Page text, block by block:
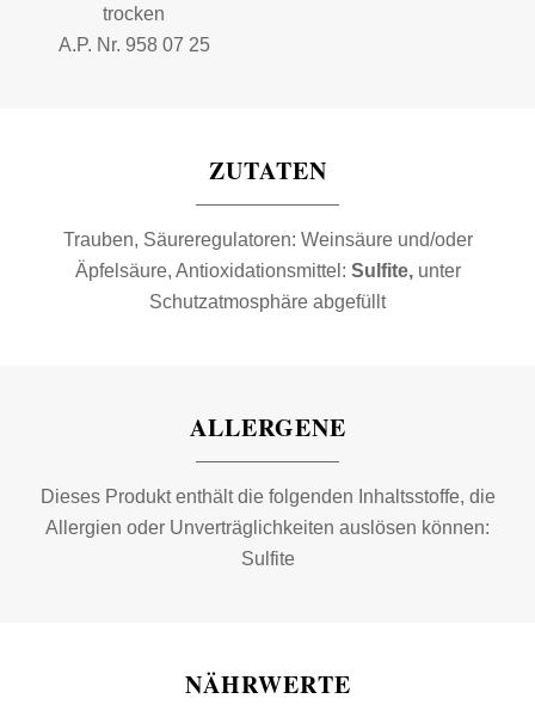
trocken
A.P. Nr. 958 07 25
ZUTATEN
Trauben, Säureregulatoren: Weinsäure und/oder
Äpfelsäure, Antioxidationsmittel: Sulfite, unter
Schutzatmosphäre abgefüllt
ALLERGENE
Dieses Produkt enthält die folgenden Inhaltsstoffe, die
Allergien oder Unverträglichkeiten auslösen können:
Sulfite
NÄHRWERTE